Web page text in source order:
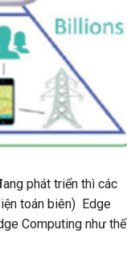
phát triển thì các
toán biên) Edge
Computing như thế